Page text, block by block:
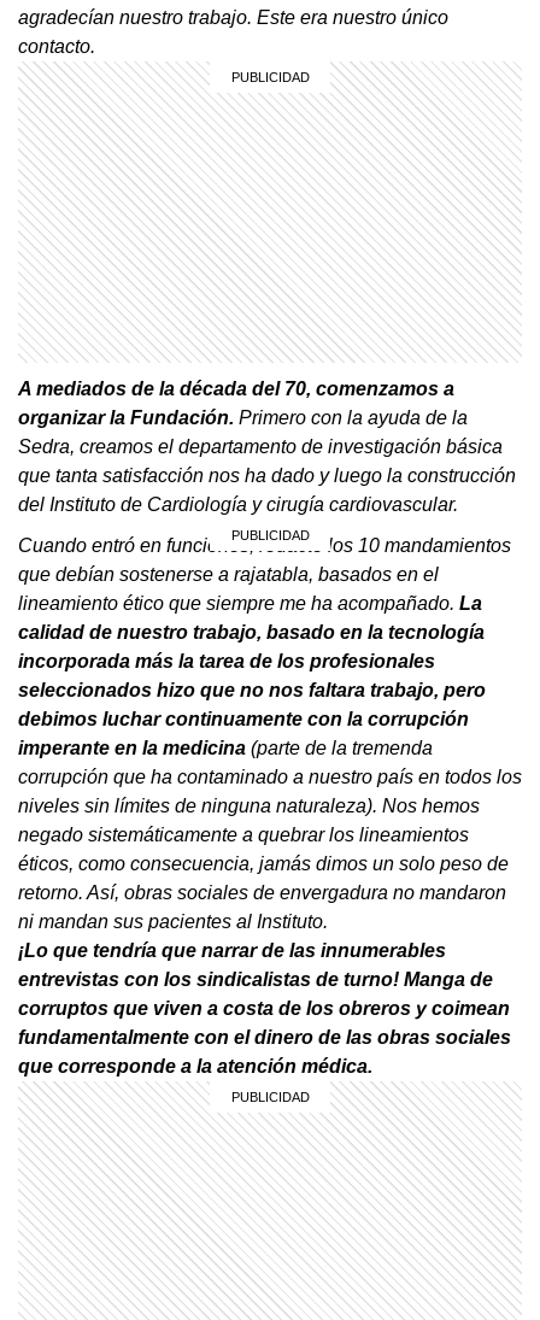
agradecían nuestro trabajo. Este era nuestro único
contacto.
A mediados de la década del 70, comenzamos a
organizar la Fundación. Primero con la ayuda de la
Sedra, creamos el departamento de investigación básica
que tanta satisfacción nos ha dado y luego la construcción
del Instituto de Cardiología y cirugía cardiovascular.
Cuando entró en funciones, redacté los 10 mandamientos
que debían sostenerse a rajatabla, basados en el
lineamiento ético que siempre me ha acompañado. La
calidad de nuestro trabajo, basado en la tecnología
incorporada más la tarea de los profesionales
seleccionados hizo que no nos faltara trabajo, pero
debimos luchar continuamente con la corrupción
imperante en la medicina (parte de la tremenda
corrupción que ha contaminado a nuestro país en todos los
niveles sin límites de ninguna naturaleza). Nos hemos
negado sistemáticamente a quebrar los lineamientos
éticos, como consecuencia, jamás dimos un solo peso de
retorno. Así, obras sociales de envergadura no mandaron
ni mandan sus pacientes al Instituto.
¡Lo que tendría que narrar de las innumerables
entrevistas con los sindicalistas de turno! Manga de
corruptos que viven a costa de los obreros y coimean
fundamentalmente con el dinero de las obras sociales
que corresponde a la atención médica.